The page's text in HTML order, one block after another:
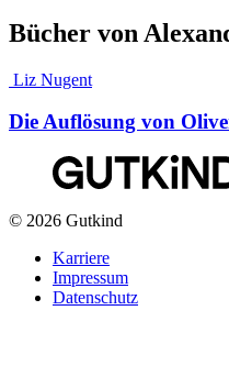
Bücher von
Liz Nugent
Die Auflösung von
© 2026 Gutkind
Karriere
Impressum
Datenschutz